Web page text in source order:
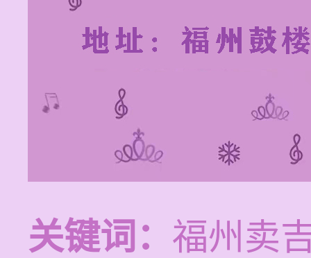
关键词： 福州卖